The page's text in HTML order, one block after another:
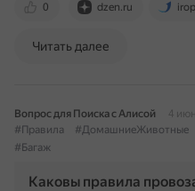
0 dzen.ru
Читать далее
Вопрос для Поиска с Алисой
4
#Правила
#ДомашниеЖивотные
#Багаж
Каковы правила